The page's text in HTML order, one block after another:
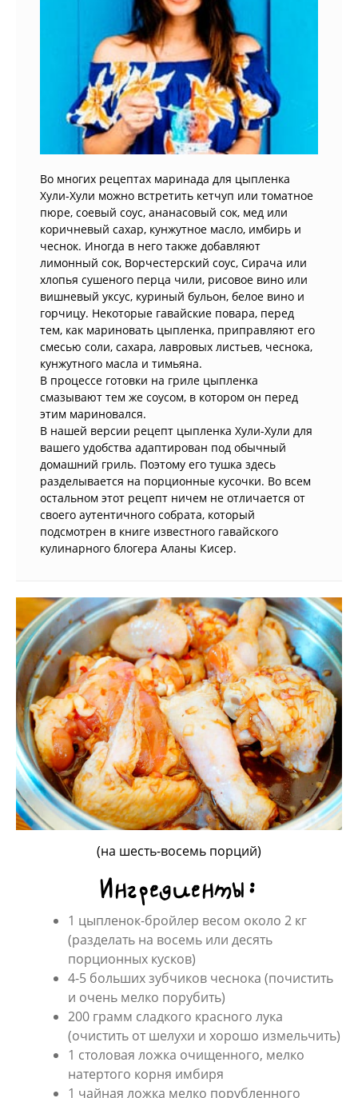
Во многих рецептах маринада для цыпленка
Хули-Хули можно встретить кетчуп или томатное
пюре, соевый соус, ананасовый сок, мед или
коричневый сахар, кунжутное масло, имбирь и
чеснок. Иногда в него также добавляют
лимонный сок, Ворчестерский соус, Сирача или
хлопья сушеного перца чили, рисовое вино или
вишневый уксус, куриный бульон, белое вино и
горчицу. Некоторые гавайские повара, перед
тем, как мариновать цыпленка, приправляют его
смесью соли, сахара, лавровых листьев, чеснока,
кунжутного масла и тимьяна.
В процессе готовки на гриле цыпленка
смазывают тем же соусом, в котором он перед
этим мариновался.
В нашей версии рецепт цыпленка Хули-Хули для
вашего удобства адаптирован под обычный
домашний гриль. Поэтому его тушка здесь
разделывается на порционные кусочки. Во всем
остальном этот рецепт ничем не отличается от
своего аутентичного собрата, который
подсмотрен в книге известного гавайского
кулинарного блогера Аланы Кисер.
(на шесть-восемь порций)
Ингредиенты:
1 цыпленок-бройлер весом около 2 кг
(разделать на восемь или десять
порционных кусков)
4-5 больших зубчиков чеснока (почистить
и очень мелко порубить)
200 грамм сладкого красного лука
(очистить от шелухи и хорошо измельчить)
1 столовая ложка очищенного, мелко
натертого корня имбиря
1 чайная ложка мелко порубленного